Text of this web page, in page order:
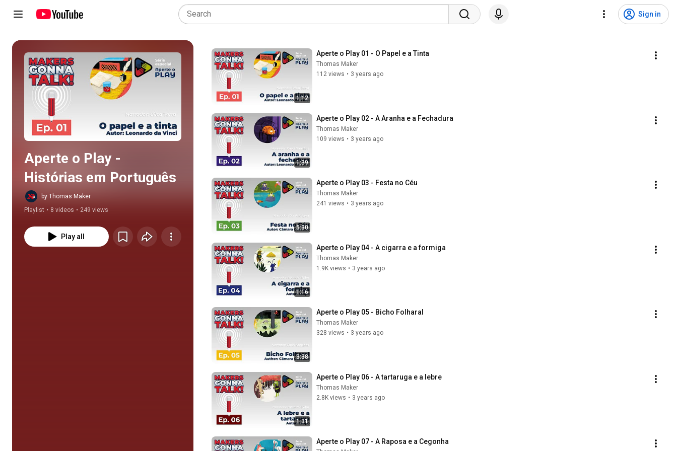
Sign in
Play all
Aperte o Play -
Histórias em Português
by Thomas Maker
Playlist • 8 videos • 249 views
Play all
1:12
Aperte o Play 01 - O Papel e a Tinta
Thomas Maker
112 views • 3 years ago
1:39
Aperte o Play 02 - A Aranha e a Fechadura
Thomas Maker
109 views • 3 years ago
5:30
Aperte o Play 03 - Festa no Céu
Thomas Maker
241 views • 3 years ago
1:16
Aperte o Play 04 - A cigarra e a formiga
Thomas Maker
1.9K views • 3 years ago
3:38
Aperte o Play 05 - Bicho Folharal
Thomas Maker
328 views • 3 years ago
1:31
Aperte o Play 06 - A tartaruga e a lebre
Thomas Maker
2.8K views • 3 years ago
Aperte o Play 07 - A Raposa e a Cegonha